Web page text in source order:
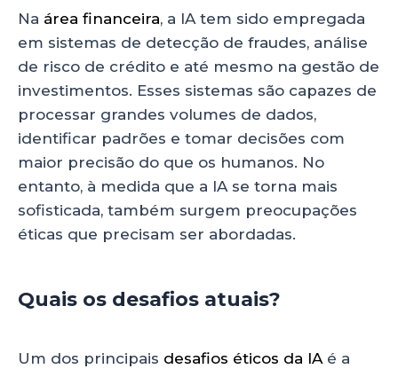
Na área financeira, a IA tem sido empregada
em sistemas de detecção de fraudes, análise
de risco de crédito e até mesmo na gestão de
investimentos. Esses sistemas são capazes de
processar grandes volumes de dados,
identificar padrões e tomar decisões com
maior precisão do que os humanos. No
entanto, à medida que a IA se torna mais
sofisticada, também surgem preocupações
éticas que precisam ser abordadas.
Quais os desafios atuais?
Um dos principais desafios éticos da IAé a